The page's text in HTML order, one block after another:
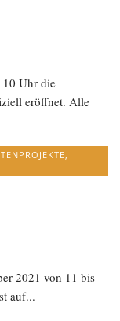
10 Uhr die
eröffnet. Alle
,
2021 von 11 bis
auf...